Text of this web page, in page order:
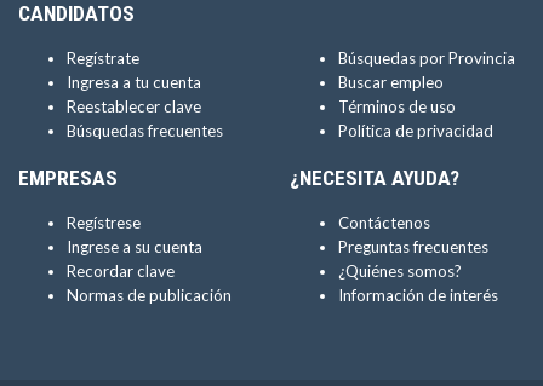
CANDIDATOS
Regístrate
Ingresa a tu cuenta
Reestablecer clave
Búsquedas frecuentes
Búsquedas por Provincia
Buscar empleo
Términos de uso
Política de privacidad
EMPRESAS
Regístrese
Ingrese a su cuenta
Recordar clave
Normas de publicación
¿NECESITA AYUDA?
Contáctenos
Preguntas frecuentes
¿Quiénes somos?
Información de interés